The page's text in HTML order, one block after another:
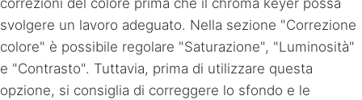
correzioni del colore prima che il chroma keyer possa
svolgere un lavoro adeguato. Nella sezione "Correzione
colore" è possibile regolare "Saturazione", "Luminosità"
e "Contrasto". Tuttavia, prima di utilizzare questa
opzione, si consiglia di correggere lo sfondo e le